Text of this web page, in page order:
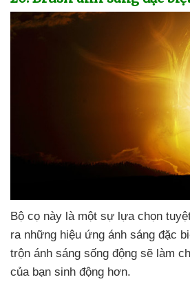
Bộ cọ này là một sự lựa chọn
ra những hiệu ứng ánh sáng đặc
trộn ánh sáng sống động sẽ làm
của bạn sinh động hơn.